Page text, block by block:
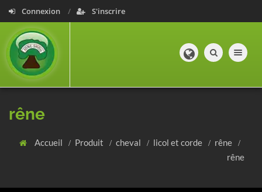
Connexion S'inscrire
Toggle
rêne
Accueil Produit cheval licol et corde
rêne
rêne